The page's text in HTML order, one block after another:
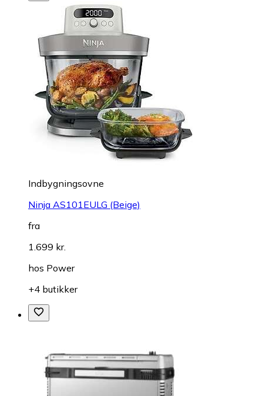
Indbygningsovne
Ninja AS101EULG (Beige)
fra
1.699 kr.
hos Power
+4 butikker